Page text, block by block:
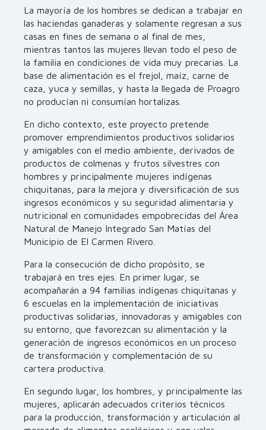
La mayoría de los hombres se dedican a trabajar en
las haciendas ganaderas y solamente regresan a sus
casas en fines de semana o al final de mes,
mientras tantos las mujeres llevan todo el peso de
la familia en condiciones de vida muy precarias. La
base de alimentación es el frejol, maíz, carne de
caza, yuca y semillas, y hasta la llegada de Proagro
no producían ni consumían hortalizas.
En dicho contexto, este proyecto pretende
promover emprendimientos productivos solidarios
y amigables con el medio ambiente, derivados de
productos de colmenas y frutos silvestres con
hombres y principalmente mujeres indígenas
chiquitanas, para la mejora y diversificación de sus
ingresos económicos y su seguridad alimentaria y
nutricional en comunidades empobrecidas del Área
Natural de Manejo Integrado San Matías del
Municipio de El Carmen Rivero.
Para la consecución de dicho propósito, se
trabajará en tres ejes. En primer lugar, se
acompañarán a 94 familias indígenas chiquitanas y
6 escuelas en la implementación de iniciativas
productivas solidarias, innovadoras y amigables con
su entorno, que favorezcan su alimentación y la
generación de ingresos económicos en un proceso
de transformación y complementación de su
cartera productiva.
En segundo lugar, los hombres, y principalmente las
mujeres, aplicarán adecuados criterios técnicos
para la producción, transformación y articulación al